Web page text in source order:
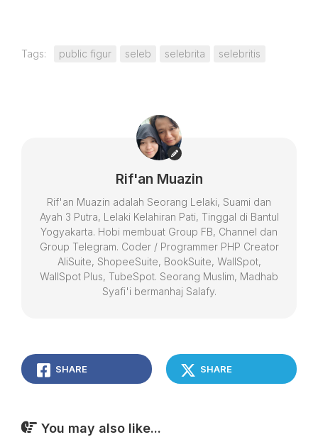
Tags: public figur seleb selebrita selebritis
Rif'an Muazin
Rif'an Muazin adalah Seorang Lelaki, Suami dan
Ayah 3 Putra, Lelaki Kelahiran Pati, Tinggal di Bantul
Yogyakarta. Hobi membuat Group FB, Channel dan
Group Telegram. Coder / Programmer PHP Creator
AliSuite, ShopeeSuite, BookSuite, WallSpot,
WallSpot Plus, TubeSpot. Seorang Muslim, Madhab
Syafi'i bermanhaj Salafy.
SHARE SHARE
You may also like...